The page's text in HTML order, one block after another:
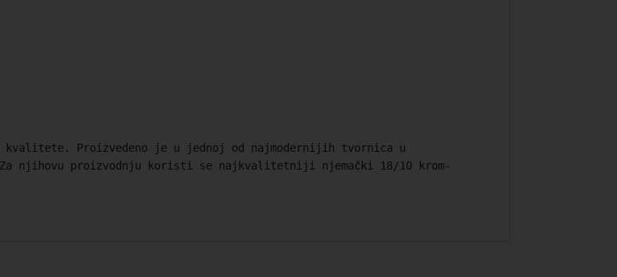
kvalitete. Proizvedeno je u jednoj od najmodernijih tvornica u
njihovu proizvodnju koristi se najkvalitetniji njemački 18/10 krom-